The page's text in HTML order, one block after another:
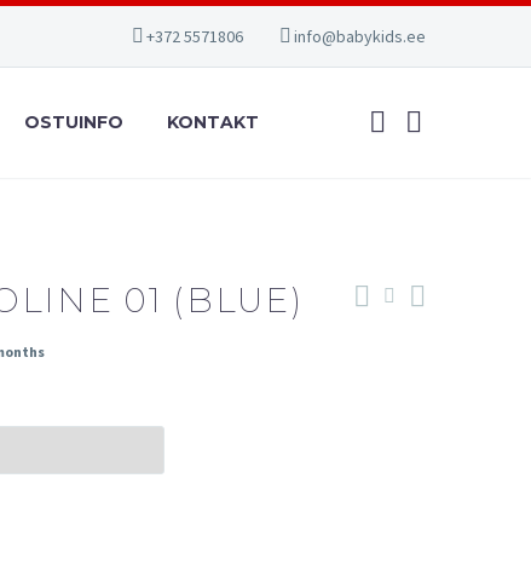
+372 5571806 info@babykids.ee
OSTUINFO KONTAKT
01 (BLUE)